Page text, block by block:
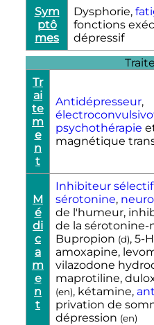
Sym
ptô
mes
Dysphorie,
fonctions
dépressif
Tr
ai
te
m
e
n
t
Antidépresseur,
psychothérapie
magnétique
M
é
di
c
a
m
e
n
t
Inhibiteur
sérotonine,
de l'humeur,
de la sérotonine-
Bupropion (d), 5-
amoxapine,
vilazodone
maprotiline,
(en), kétamine,
privation de
dépression (en)